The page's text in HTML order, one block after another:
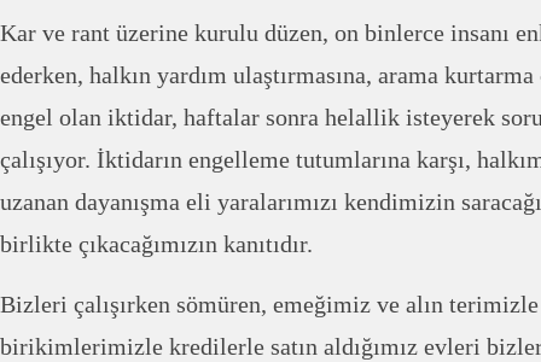
Kar ve rant üzerine kurulu düzen, on binlerce insanı
ederken, halkın yardım ulaştırmasına, arama kurtarma
engel olan iktidar, haftalar sonra helallik isteyerek
çalışıyor. İktidarın engelleme tutumlarına karşı,
uzanan dayanışma eli yaralarımızı kendimizin
birlikte çıkacağımızın kanıtıdır.
Bizleri çalışırken sömüren, emeğimiz ve alın terimizle
birikimlerimizle kredilerle satın aldığımız evleri